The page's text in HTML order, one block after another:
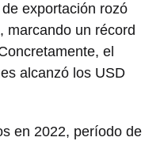
exportación rozó
marcando un récord
el
alcanzó los USD
en 2022, período de